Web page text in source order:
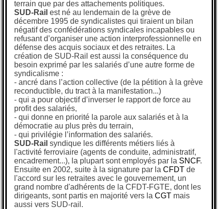
terrain que par des attachements politiques.
SUD-Rail est né au lendemain de la grève de
décembre 1995 de syndicalistes qui tiraient un bilan
négatif des confédérations syndicales incapables ou
refusant d’organiser une action interprofessionnelle en
défense des acquis sociaux et des retraites. La
création de SUD-Rail est aussi la conséquence du
besoin exprimé par les salariés d’une autre forme de
syndicalisme :
- ancré dans l’action collective (de la pétition à la grève
reconductible, du tract à la manifestation...)
- qui a pour objectif d’inverser le rapport de force au
profit des salariés,
- qui donne en priorité la parole aux salariés et à la
démocratie au plus près du terrain,
- qui privilégie l’information des salariés.
SUD-Rail syndique les différents métiers liés à
l'activité ferroviaire (agents de conduite, administratif,
encadrement...), la plupart sont employés par la SNCF.
Ensuite en 2002, suite à la signature par la CFDTde
l'accord sur les retraites avec le gouvernement, un
grand nombre d'adhérents de la CFDT-FGTE, dont les
dirigeants, sont partis en majorité vers la CGTmais
aussi vers SUD-rail.